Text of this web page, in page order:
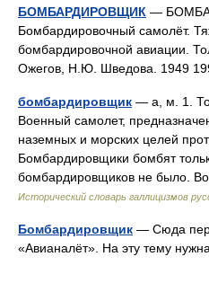
БОМБАРДИРОВЩИК —
Бомбардировочный самолёт.
бомбардировочной авиации.
Ожегов, Н.Ю. Шведова. 1949
бомбардировщик — а, м. 1. То
Военный самолет,
наземных и морских целей
Бомбардировщики бомбят
бомбардировщиков не было.
Исторический словарь галлицизмов
Бомбардировщик — Сюда
«Авианалёт». На эту тему